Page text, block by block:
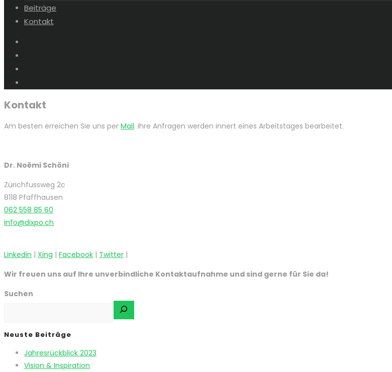
Beiträge
Kontakt
Kontakt
Am besten erreichen Sie uns per Mail. Ihre Anfragen werden innert eines Arbeitstages bearbeitet.
Dr. Noëmi Schöni
Zürichfussweg 2c
8118 Pfaffhausen
062 558 85 60
info@dixpo.ch
Linkedin | Xing | Facebook | Twitter |
Wir freuen uns auf Ihre unverbindliche Kontaktaufnahme und sind gerne für Sie da!
Suchen
Neuste Beiträge
Jahresrückblick 2023
Vision & Inspiration